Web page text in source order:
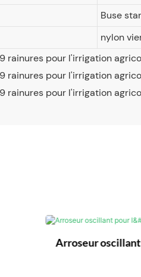
Buse
nylon
Arroseur